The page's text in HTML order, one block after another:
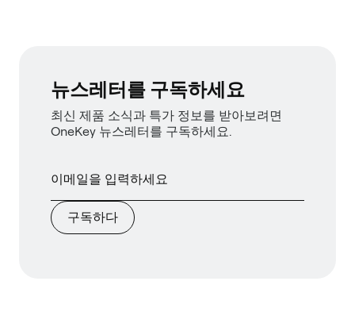
뉴스레터를 구독하세요
최신 제품 소식과 특가 정보를 받아보려면
OneKey 뉴스레터를 구독하세요.
구독하다